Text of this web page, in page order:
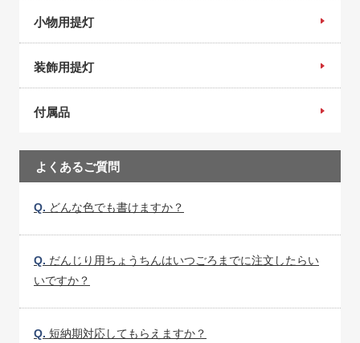
小物用提灯
装飾用提灯
付属品
よくあるご質問
Q. どんな色でも書けますか？
Q. だんじり用ちょうちんはいつごろまでに注文したらい
いですか？
Q. 短納期対応してもらえますか？